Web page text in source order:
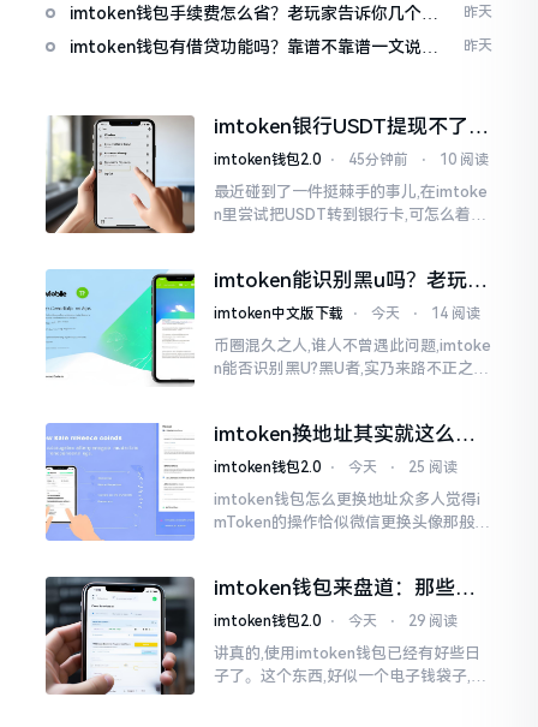
imtoken钱包手续费怎么省？老玩家告诉你几个实
在招
昨天
imtoken钱包有借贷功能吗？靠谱不靠谱一文说清
昨天
imtoken银行USDT提现不了？
这几个法子能帮你搞定
imtoken钱包2.0 ⋅ 45分钟前 ⋅ 10 阅读
最近碰到了一件挺棘手的事儿,在imtoke
n里尝试把USDT转到银行卡,可怎么着都
么时长
imtoken能识别黑u吗？老玩家
告诉你真相
imtoken中文版下载 ⋅ 今天 ⋅ 14 阅读
币圈混久之人,谁人不曾遇此问题,imtoke
n能否识别黑U?黑U者,实乃来路不正之钱
imtoken换地址其实就这么回
事
imtoken钱包2.0 ⋅ 今天 ⋅ 25 阅读
imtoken钱包怎么更换地址众多人觉得i
mToken的操作恰似微信更换头像那般简
据助记词来生成的,通俗讲
imtoken钱包来盘道：那些踩
过的坑和保命招
imtoken钱包2.0 ⋅ 今天 ⋅ 29 阅读
讲真的,使用imtoken钱包已经有好些日
子了。这个东西,好似一个电子钱袋子,里